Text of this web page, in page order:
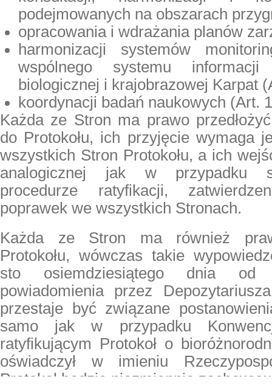
podejmowanych na obszarach
opracowania i wdrażania planów
harmonizacji systemów
wspólnego systemu
biologicznej i krajobrazowej Karpat
koordynacji badań naukowych (Art.
Każda ze Stron ma prawo
do Protokołu, ich przyjęcie wymaga
wszystkich Stron Protokołu, a ich
analogicznej jak w przypadku
procedurze ratyfikacji,
poprawek we wszystkich Stronach.
Każda ze Stron ma również
Protokołu, wówczas takie
sto osiemdziesiątego dnia od
powiadomienia przez
przestaje być związane
samo jak w przypadku
ratyfikującym Protokoł o
oświadczył w imieniu
Protokoł będzie niezmiennie